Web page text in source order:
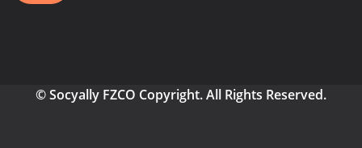
© Socyally FZCO Copyright. All Rights Reserved.